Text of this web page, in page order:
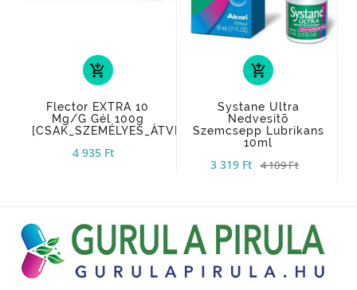
add_shopping_cart
Flector EXTRA 10
Mg/g Gél 100g
[CSAK_SZEMÉLYES_ÁTVÉTEL]
4 935 Ft
add_shopping_cart
Systane Ultra
Nedvesítõ
Szemcsepp Lubrikans
10ml
3 319 Ft 4 109 Ft